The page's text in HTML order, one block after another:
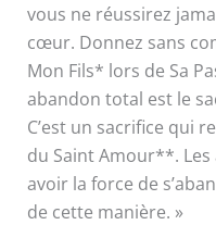
vous ne réussirez
cœur. Donnez sans
Mon Fils* lors de Sa
abandon total est le
C’est un sacrifice qui
du Saint Amour**.
avoir la force de
de cette manière. »